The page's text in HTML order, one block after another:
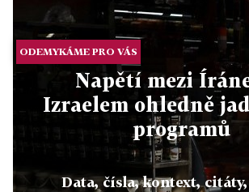
ODEMYKÁME PRO VÁS
Napětí mezi
Izraelem ohledně
programů
Data, čísla, kontext,